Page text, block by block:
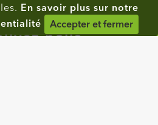
nous
En savoir plus sur notre
Accepter et fermer